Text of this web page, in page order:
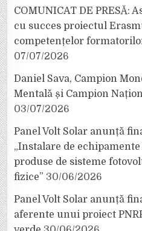
COMUNICAT DE PRESĂ:
cu succes proiectul
competențelor
07/07/2026
Daniel Sava, Campion
Mentală și Campion
03/07/2026
Panel Volt Solar anunță
„Instalare de
produse de sisteme
fizice” 30/06/2026
Panel Volt Solar anunță
aferente unui proiect